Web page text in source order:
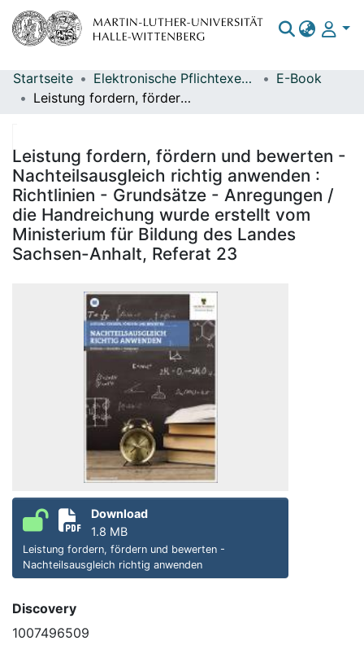
Bereiche & Sammlungen
Statistiken
Startseite Elektronische Pflichtexemplare
E-Book
Leistung fordern, fördern und bewerten - Nachteilsausgleich richtig anwenden : Richtlinien - Grundsätze - Anregungen / die Handreichung wurde erstellt vom Ministerium für Bildung des Landes Sachsen-Anhalt, Referat 23
Leistung fordern, fördern und bewerten -
Nachteilsausgleich richtig anwenden :
Richtlinien - Grundsätze - Anregungen /
die Handreichung wurde erstellt vom
Ministerium für Bildung des Landes
Sachsen-Anhalt, Referat 23
Download
1.8 MB
Leistung fordern, fördern und bewerten -
Nachteilsausgleich richtig anwenden
Discovery
1007496509